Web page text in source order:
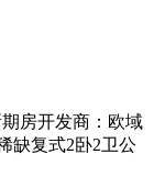
房开发商：欧域
缺复式2卧2卫公